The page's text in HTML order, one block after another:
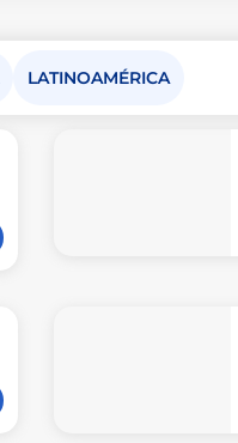
LATINOAMÉRICA